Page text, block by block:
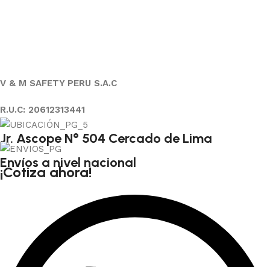
V & M SAFETY PERU S.A.C
R.U.C: 20612313441
Jr. Ascope N° 504 Cercado de Lima
Envíos a nivel nacional
¡Cotiza ahora!